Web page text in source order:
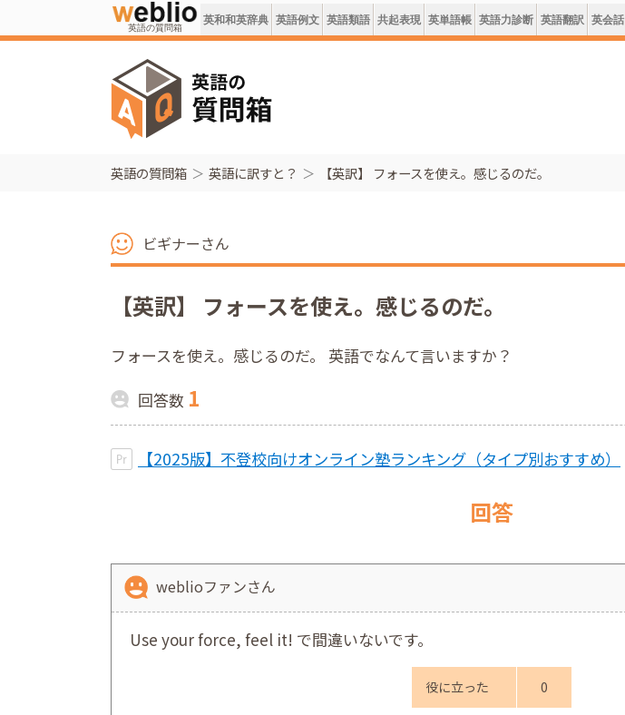
英語の質問箱 英和和英辞典 英語例文 英語類語 共起表現 英単語帳 英語力診断 英語翻訳 英会話
英語の質問箱 英語に訳すと？ 【英訳】 フォースを使え。感じるのだ。
ビギナーさん
【英訳】 フォースを使え。感じるのだ。
フォースを使え。感じるのだ。 英語でなんて言いますか？
回答数 1
【2025版】不登校向けオンライン塾ランキング（タイプ別おすすめ）
回答
weblioファンさん
Use your force, feel it! で間違いないです。
役に立った 0